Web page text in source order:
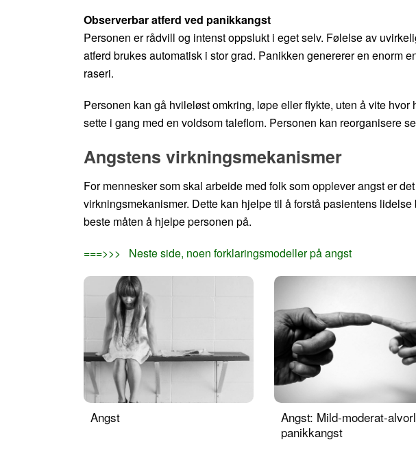
Observerbar atferd ved panikkangst
Personen er rådvill og intenst oppslukt i eget selv. Følelse av
atferd brukes automatisk i stor grad. Panikken genererer en enorm
raseri.
Personen kan gå hvileløst omkring, løpe eller flykte, uten å vite
sette i gang med en voldsom taleflom. Personen kan reorganisere
Angstens virkningsmekanismer
For mennesker som skal arbeide med folk som opplever angst er
virkningsmekanismer. Dette kan hjelpe til å forstå pasientens
beste måten å hjelpe personen på.
===>>> Neste side, noen forklaringsmodeller på angst
Angst
Angst: Mild-moderat-
panikkangst